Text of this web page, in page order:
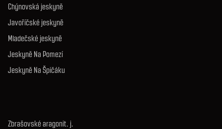
Chýnovská jeskyně
Javoříčské jeskyně
Mladečské jeskyně
Jeskyně Na Pomezí
Jeskyně Na Špičáku
Zbrašovské aragonit. j.